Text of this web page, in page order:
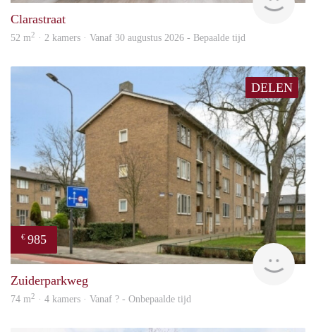
Clarastraat
52 m2 · 2 kamers · Vanaf 30 augustus 2026 - Bepaalde tijd
DELEN
€ 985
Zuiderparkweg
74 m2 · 4 kamers · Vanaf ? - Onbepaalde tijd